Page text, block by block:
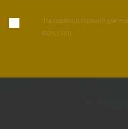
J'accepte de recevoir par
store.com